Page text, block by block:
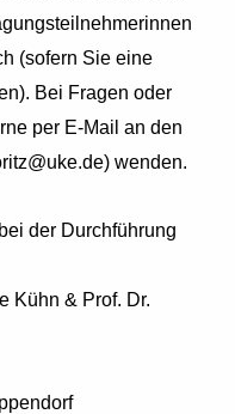
(sofern Sie eine
Bei Fragen oder
per E-Mail an den
wenden.
der Durchführung
Kühn & Prof. Dr.
Eppendorf